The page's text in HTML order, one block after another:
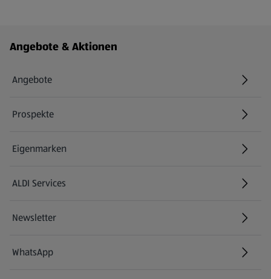
Fußzeilenmenü - weitere Links
Angebote & Aktionen
Angebote
Prospekte
Eigenmarken
ALDI Services
Newsletter
WhatsApp